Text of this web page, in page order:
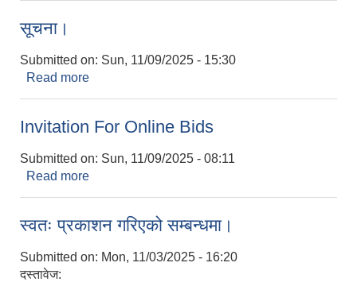
सूचना।
Submitted on: Sun, 11/09/2025 - 15:30
Read more
Invitation For Online Bids
Submitted on: Sun, 11/09/2025 - 08:11
Read more
स्वतः प्रकाशन गरिएको सम्बन्धमा।
Submitted on: Mon, 11/03/2025 - 16:20
दस्तावेज: